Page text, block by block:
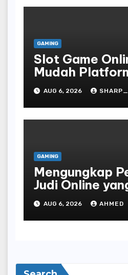
GAMING
Slot Game
Mudah
AUG 6, 2026
GAMING
Mengungkap
Judi Online
Terselubung
AUG 6, 2026 AHMED